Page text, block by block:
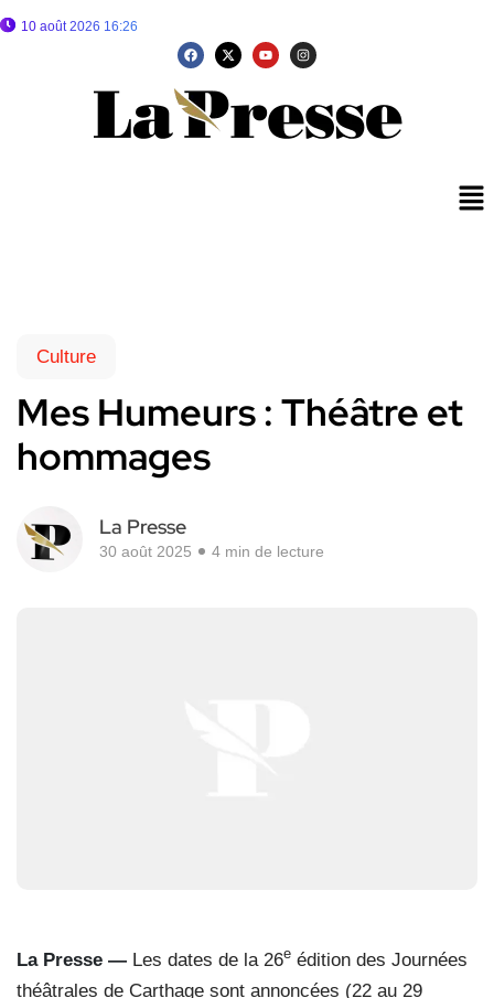
10 août 2026 16:26
Culture
Mes Humeurs : Théâtre et
hommages
La Presse
30 août 2025 4 min de lecture
La Presse — Les dates de la 26e édition des Journées
théâtrales de Carthage sont annoncées (22 au 29